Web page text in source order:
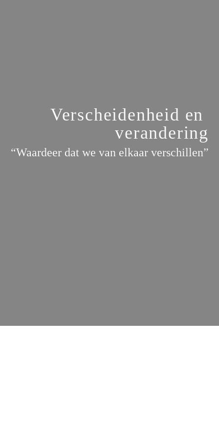
Verscheidenheid en
verandering
“Waardeer dat we van elkaar verschillen”